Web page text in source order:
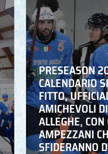
PRESEASON
CALENDARIO
FITTO,
AMICHEVOLI
ALLEGHE, CON
AMPEZZANI
SFIDERANNO